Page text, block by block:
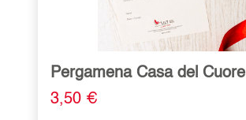
Pergamena Casa del Cuore
3,50 €